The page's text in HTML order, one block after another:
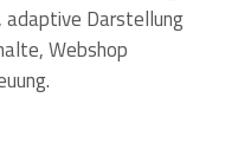
adaptive Darstellung
Webshop